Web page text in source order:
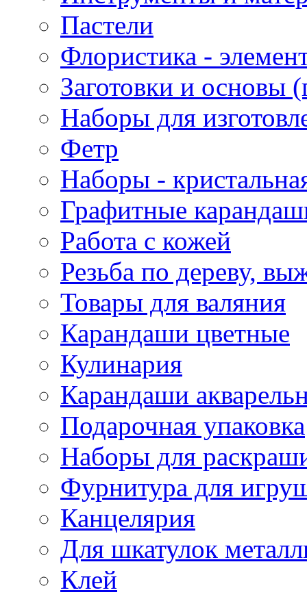
Пастели
Флористика -
Заготовки и основы
Наборы для
Фетр
Наборы -
Графитные
Работа с кожей
Резьба по дереву,
Товары для валяния
Карандаши цветные
Кулинария
Карандаши
Подарочная упаковка
Наборы для
Фурнитура для
Канцелярия
Для шкатулок
Клей